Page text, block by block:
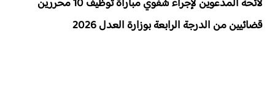
لائحة المدعوين لإجراء شفوي مباراة توظيف 10 محررين
قضائيين من الدرجة الرابعة بوزارة العدل 2026